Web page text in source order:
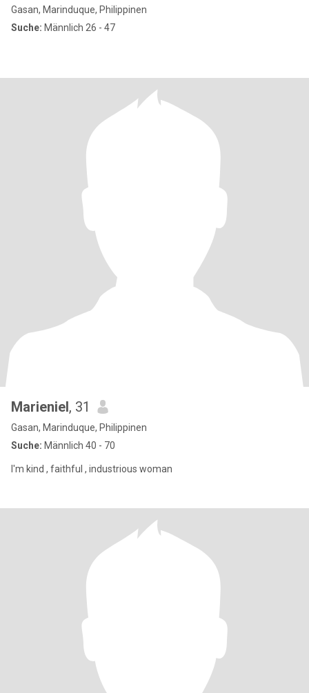
Gasan, Marinduque, Philippinen
Suche: Männlich 26 - 47
Marieniel, 31
Gasan, Marinduque, Philippinen
Suche: Männlich 40 - 70
I'm kind , faithful , industrious woman